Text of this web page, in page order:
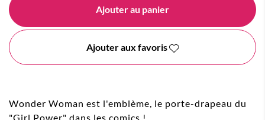
Ajouter au panier
Ajouter aux favoris
Wonder Woman est l'emblème, le porte-drapeau du
"Girl Power" dans les comics !